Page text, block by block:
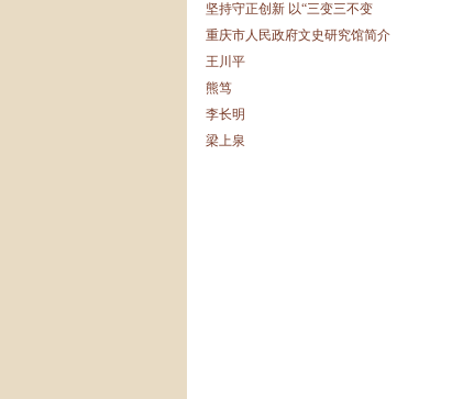
坚持守正创新 以“三变三不变
重庆市人民政府文史研究馆简介
王川平
熊笃
李长明
梁上泉